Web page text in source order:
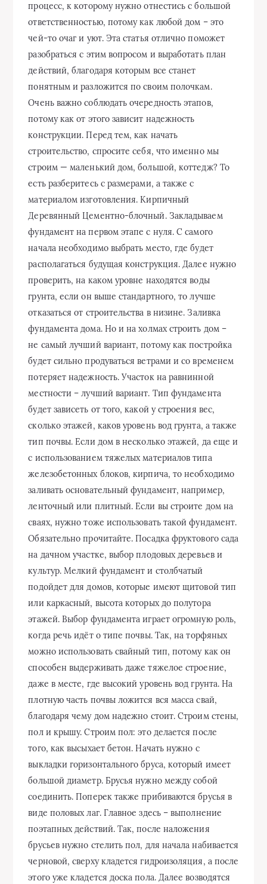
процесс, к которому нужно отнестись с большой
ответственностью, потому как любой дом – это
чей-то очаг и уют. Эта статья отлично поможет
разобраться с этим вопросом и выработать план
действий, благодаря которым все станет
понятным и разложится по своим полочкам.
Очень важно соблюдать очередность этапов,
потому как от этого зависит надежность
конструкции. Перед тем, как начать
строительство, спросите себя, что именно мы
строим — маленький дом, большой, коттедж? То
есть разберитесь с размерами, а также с
материалом изготовления. Кирпичный
Деревянный Цементно-блочный. Закладываем
фундамент на первом этапе с нуля. С самого
начала необходимо выбрать место, где будет
располагаться будущая конструкция. Далее нужно
проверить, на каком уровне находятся воды
грунта, если он выше стандартного, то лучше
отказаться от строительства в низине. Заливка
фундамента дома. Но и на холмах строить дом –
не самый лучший вариант, потому как постройка
будет сильно продуваться ветрами и со временем
потеряет надежность. Участок на равнинной
местности – лучший вариант. Тип фундамента
будет зависеть от того, какой у строения вес,
сколько этажей, каков уровень вод грунта, а также
тип почвы. Если дом в несколько этажей, да еще и
с использованием тяжелых материалов типа
железобетонных блоков, кирпича, то необходимо
заливать основательный фундамент, например,
ленточный или плитный. Если вы строите дом на
сваях, нужно тоже использовать такой фундамент.
Обязательно прочитайте. Посадка фруктового сада
на дачном участке, выбор плодовых деревьев и
культур. Мелкий фундамент и столбчатый
подойдет для домов, которые имеют щитовой тип
или каркасный, высота которых до полутора
этажей. Выбор фундамента играет огромную роль,
когда речь идёт о типе почвы. Так, на торфяных
можно использовать свайный тип, потому как он
способен выдерживать даже тяжелое строение,
даже в месте, где высокий уровень вод грунта. На
плотную часть почвы ложится вся масса свай,
благодаря чему дом надежно стоит. Строим стены,
пол и крышу. Строим пол: это делается после
того, как высыхает бетон. Начать нужно с
выкладки горизонтального бруса, который имеет
большой диаметр. Брусья нужно между собой
соединить. Поперек также прибиваются брусья в
виде половых лаг. Главное здесь – выполнение
поэтапных действий. Так, после наложения
брусьев нужно стелить пол, для начала набивается
черновой, сверху кладется гидроизоляция, а после
этого уже кладется доска пола. Далее возводятся